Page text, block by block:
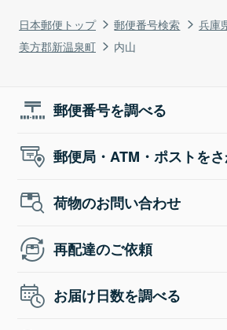
日本郵便トップ 郵便番号検索
兵庫
美方郡新温泉町
内山
郵便番号を調べる
郵便局・ATM・ポストを
荷物のお問い合わせ
再配達のご依頼
お届け日数を調べる